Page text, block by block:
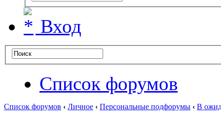
Вход
Список форумов
Список форумов ‹ Личное ‹ Персональные подфорумы ‹ В